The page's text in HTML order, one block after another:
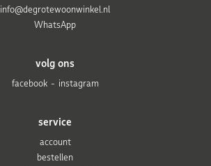
service
account
bestellen
volg ons
facebook
instagram
info@degrotewoonwinkel.nl
WhatsApp